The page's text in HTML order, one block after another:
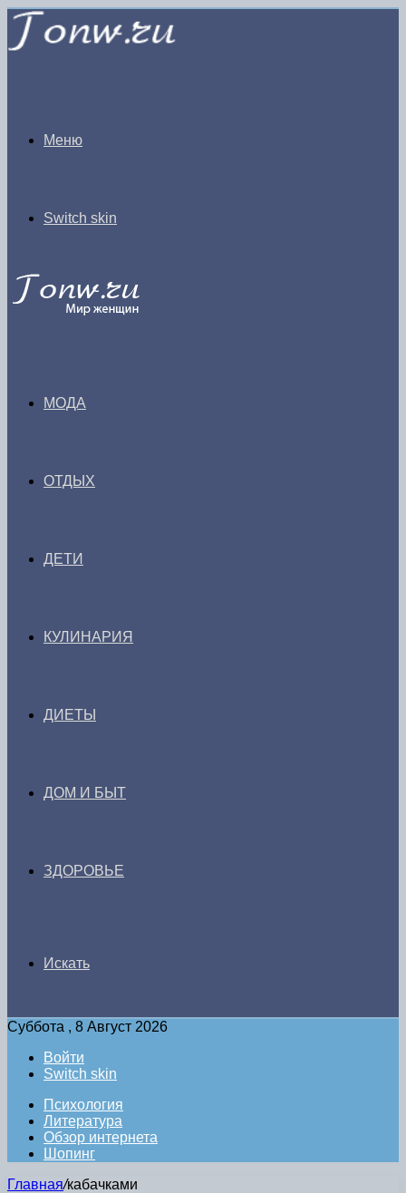
Меню
Switch skin
МОДА
ОТДЫХ
ДЕТИ
КУЛИНАРИЯ
ДИЕТЫ
ДОМ И БЫТ
ЗДОРОВЬЕ
Искать
Суббота , 8 Август 2026
Войти
Switch skin
Психология
Литература
Обзор интернета
Шопинг
Главная/кабачками